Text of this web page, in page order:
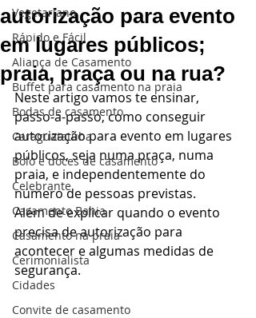
Vegetariano
Rápido e Fácil
Aliança de Casamento
Buffet para casamento na praia
Bodas de casamento
Caraguatatuba
Bolo e doces de casamento
Celebrante
Casamento Bahia
Casamento na praia
Cerimonialista
Cidades
Convite de casamento
autorização para evento
em lugares públicos;
praia, praça ou na rua?
Neste artigo vamos te ensinar,
passo-a-passo, como conseguir
autorização para evento em lugares
públicos, seja numa praça, numa
praia, e independentemente do
número de pessoas previstas.
Além de explicar quando o evento
precisa de autorização para
acontecer e algumas medidas de
segurança.